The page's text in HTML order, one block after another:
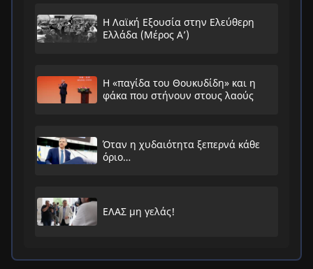
Η Λαϊκή Εξουσία στην Ελεύθερη
Ελλάδα (Μέρος Α’)
Η «παγίδα του Θουκυδίδη» και η
φάκα που στήνουν στους λαούς
Όταν η χυδαιότητα ξεπερνά κάθε
όριο…
ΕΛΑΣ μη γελάς!